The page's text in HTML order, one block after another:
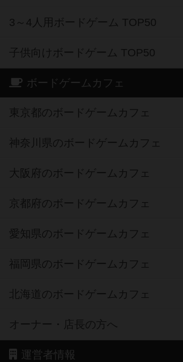
3～4人用ボードゲーム TOP50
子供向けボードゲーム TOP50
ボードゲームカフェ
東京都のボードゲームカフェ
神奈川県のボードゲームカフェ
大阪府のボードゲームカフェ
京都府のボードゲームカフェ
愛知県のボードゲームカフェ
福岡県のボードゲームカフェ
北海道のボードゲームカフェ
オーナー・店長の方へ
運営者情報